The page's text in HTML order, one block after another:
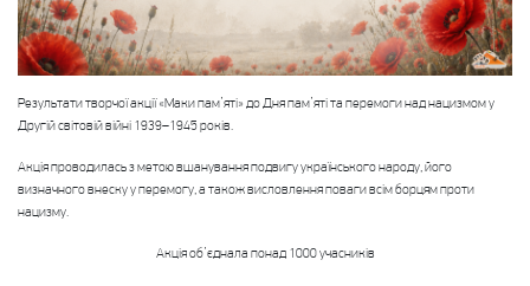
Результати творчої акції «Маки пам’яті» до Дня пам’яті та перемоги над нацизмом у
Другій світовій війні 1939–1945 років.
Акція проводилась з метою вшанування подвигу українського народу, його
визначного внеску у перемогу, а також висловлення поваги всім борцям проти
нацизму.
Акція об’єднала понад 1000 учасників